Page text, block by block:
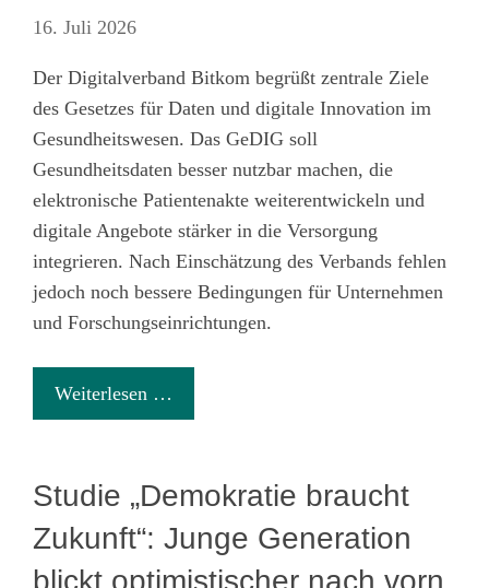
16. Juli 2026
Der Digitalverband Bitkom begrüßt zentrale Ziele
des Gesetzes für Daten und digitale Innovation im
Gesundheitswesen. Das GeDIG soll
Gesundheitsdaten besser nutzbar machen, die
elektronische Patientenakte weiterentwickeln und
digitale Angebote stärker in die Versorgung
integrieren. Nach Einschätzung des Verbands fehlen
jedoch noch bessere Bedingungen für Unternehmen
und Forschungseinrichtungen.
Weiterlesen …
Studie „Demokratie braucht
Zukunft“: Junge Generation
blickt optimistischer nach vorn